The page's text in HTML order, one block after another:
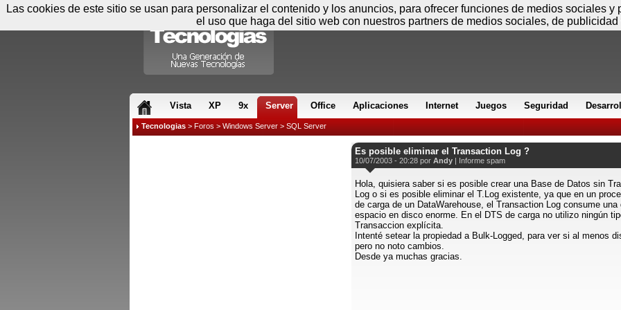
Vista XP 9x Server Office Aplicaciones Internet Juegos Seguridad
Tecnologias > Foros > Windows Server > SQL Server
Es posible eliminar el Transaction Log ?
10/07/2003 - 20:28 por Andy | Informe spam
Hola, quisiera saber si es posible crear una Base de Datos sin
Log o si es posible eliminar el T.Log existente, ya que en un
de carga de un DataWarehouse, el Transaction Log consume una
espacio en disco enorme. En el DTS de carga no utilizo ningún
Transaccion explícita.
Intenté setear la propiedad a Bulk-Logged, para ver si al menos
pero no noto cambios.
Desde ya muchas gracias.
Las cookies de este sitio se usan para personalizar el contenido y los anuncios, para ofrecer funciones de medios sociales
el uso que haga del sitio web con nuestros partners de medios sociales, de